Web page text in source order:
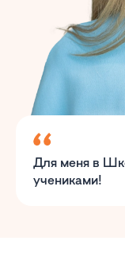
Для меня в
учениками!